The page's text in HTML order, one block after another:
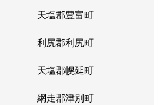
天塩郡豊富町
利尻郡利尻町
天塩郡幌延町
網走郡津別町